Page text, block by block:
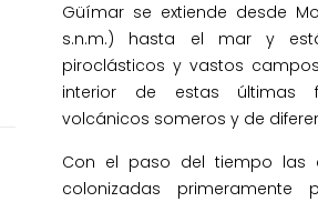
Güímar se extiende desde
s.n.m.) hasta el mar y
piroclásticos y vastos
interior de estas últimas
volcánicos someros y de
Con el paso del tiempo las
colonizadas